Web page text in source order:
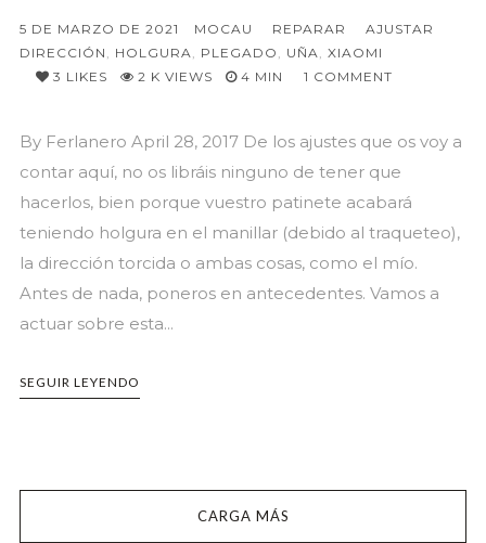
5 DE MARZO DE 2021 MOCAU REPARAR
AJUSTAR
DIRECCIÓN
HOLGURA PLEGADO UÑA
XIAOMI
3 LIKES 2 K VIEWS 4 MIN 1 COMMENT
By Ferlanero April 28, 2017 De los ajustes que os voy a
contar aquí, no os libráis ninguno de tener que
hacerlos, bien porque vuestro patinete acabará
teniendo holgura en el manillar (debido al traqueteo),
la dirección torcida o ambas cosas, como el mío.
Antes de nada, poneros en antecedentes. Vamos a
actuar sobre esta...
SEGUIR LEYENDO
CARGA MÁS